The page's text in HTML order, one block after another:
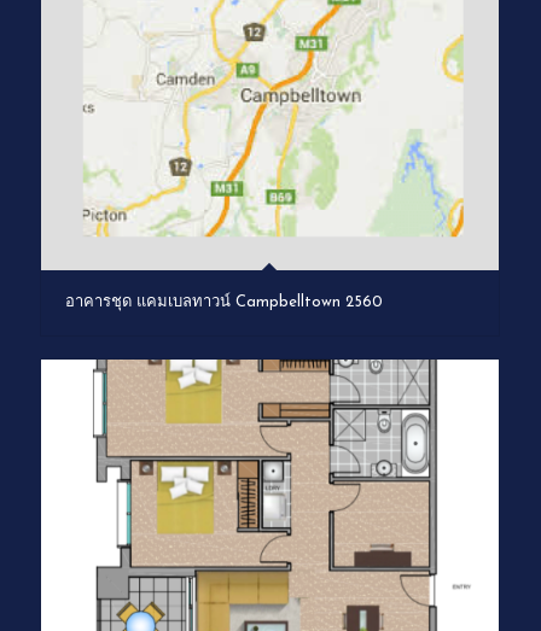
อาคารชุด แคมเบลทาวน์ Campbelltown 2560